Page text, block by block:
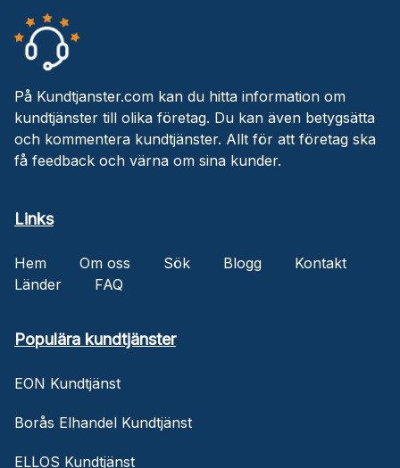
På Kundtjanster.com kan du hitta information om
kundtjänster till olika företag. Du kan även betygsätta
och kommentera kundtjänster. Allt för att företag ska
få feedback och värna om sina kunder.
Links
Hem Om oss Sök Blogg
Kontakt
Länder
FAQ
Populära kundtjänster
EON Kundtjänst
Borås Elhandel Kundtjänst
ELLOS Kundtjänst